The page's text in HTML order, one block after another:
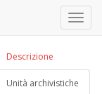
Fotografico
Descrizione
Unità archivistiche
([1974
Ciro
([1974
6.10.1